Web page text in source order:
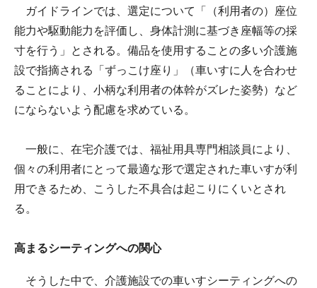
ガイドラインでは、選定について「（利用者の）座位
能力や駆動能力を評価し、身体計測に基づき座幅等の採
寸を行う」とされる。備品を使用することの多い介護施
設で指摘される「ずっこけ座り」（車いすに人を合わせ
ることにより、小柄な利用者の体幹がズレた姿勢）など
にならないよう配慮を求めている。
一般に、在宅介護では、福祉用具専門相談員により、
個々の利用者にとって最適な形で選定された車いすが利
用できるため、こうした不具合は起こりにくいとされ
る。
高まるシーティングへの関心
そうした中で、介護施設での車いすシーティングへの